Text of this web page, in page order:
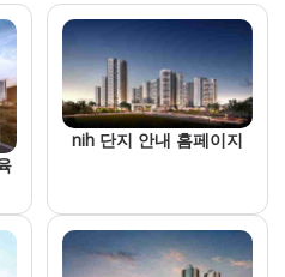
nih 단지 안내 홈페이지